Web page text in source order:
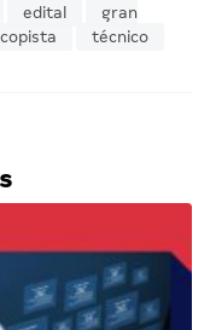
edital
gran
técnico